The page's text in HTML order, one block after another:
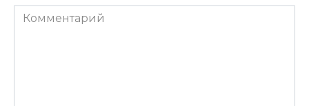
Комментарий